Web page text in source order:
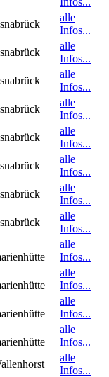
alle
Infos...
alle
Infos...
alle
Infos...
alle
Infos...
alle
Infos...
alle
Infos...
alle
Infos...
alle
Infos...
alle
Infos...
alle
Infos...
alle
Infos...
alle
Infos...
alle
Infos...